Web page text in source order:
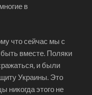
в
что сейчас мы с
вместе. Поляки
и были
Украины. Это
никогда этого не